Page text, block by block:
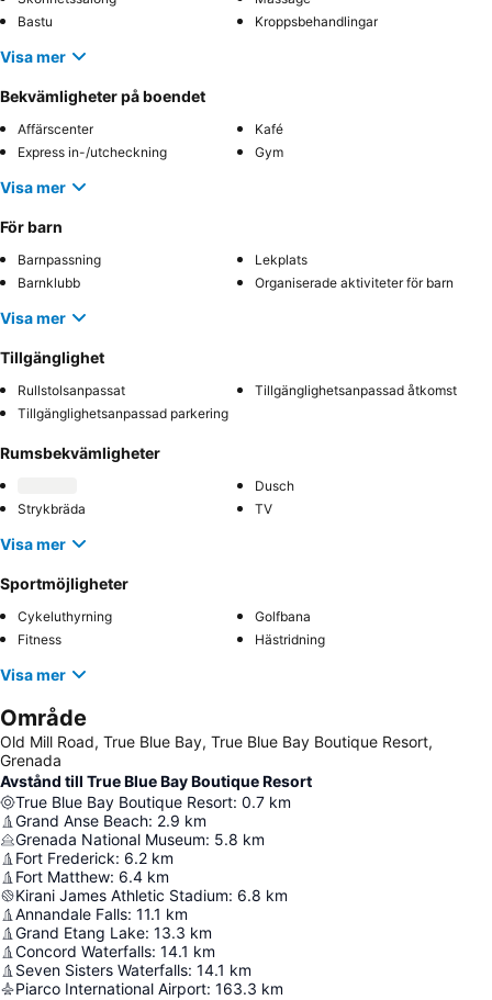
Bastu
Kroppsbehandlingar
Visa mer
Bekvämligheter på boendet
Affärscenter
Kafé
Express in-/utcheckning
Gym
Visa mer
För barn
Barnpassning
Lekplats
Barnklubb
Organiserade aktiviteter för barn
Visa mer
Tillgänglighet
Rullstolsanpassat
Tillgänglighetsanpassad åtkomst
Tillgänglighetsanpassad parkering
Rumsbekvämligheter
Dusch
Strykbräda
TV
Visa mer
Sportmöjligheter
Cykeluthyrning
Golfbana
Fitness
Hästridning
Visa mer
Område
Old Mill Road, True Blue Bay, True Blue Bay Boutique Resort,
Grenada
Avstånd till True Blue Bay Boutique Resort
True Blue Bay Boutique Resort: 0.7 km
Grand Anse Beach: 2.9 km
Grenada National Museum: 5.8 km
Fort Frederick: 6.2 km
Fort Matthew: 6.4 km
Kirani James Athletic Stadium: 6.8 km
Annandale Falls: 11.1 km
Grand Etang Lake: 13.3 km
Concord Waterfalls: 14.1 km
Seven Sisters Waterfalls: 14.1 km
Piarco International Airport: 163.3 km